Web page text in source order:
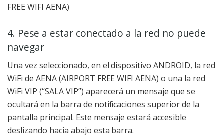
FREE WIFI AENA)
4. Pese a estar conectado a la red no puede
navegar
Una vez seleccionado, en el dispositivo ANDROID, la red
WiFi de AENA (AIRPORT FREE WIFI AENA) o una la red
WiFi VIP (“SALA VIP”) aparecerá un mensaje que se
ocultará en la barra de notificaciones superior de la
pantalla principal. Este mensaje estará accesible
deslizando hacia abajo esta barra.